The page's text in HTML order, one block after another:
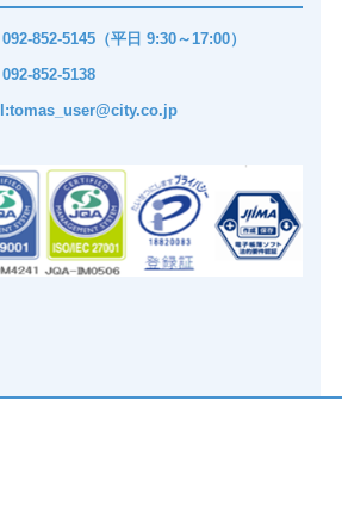
852-5145（平日 9:30～17:00）
852-5138